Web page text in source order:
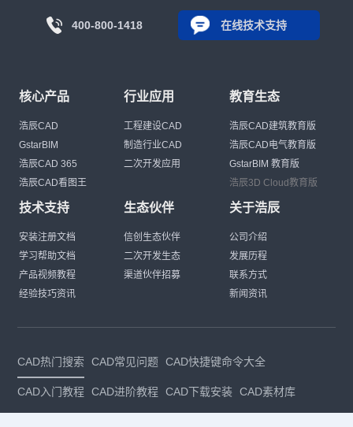
400-800-1418 在线技术支持
核心产品
浩辰CAD
GstarBIM
浩辰CAD 365
浩辰CAD看图王
行业应用
工程建设CAD
制造行业CAD
二次开发应用
教育生态
浩辰CAD建筑教育版
浩辰CAD电气教育版
GstarBIM 教育版
浩辰3D Cloud教育版
技术支持
安装注册文档
学习帮助文档
产品视频教程
经验技巧资讯
生态伙伴
信创生态伙伴
二次开发生态
渠道伙伴招募
关于浩辰
公司介绍
发展历程
联系方式
新闻资讯
CAD热门搜索 CAD常见问题 CAD快捷键命令大全
CAD入门教程 CAD进阶教程 CAD下载安装 CAD素材库